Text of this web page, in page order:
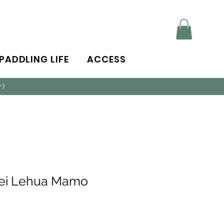
PADDLING LIFE ACCESS
Lehua Mamo